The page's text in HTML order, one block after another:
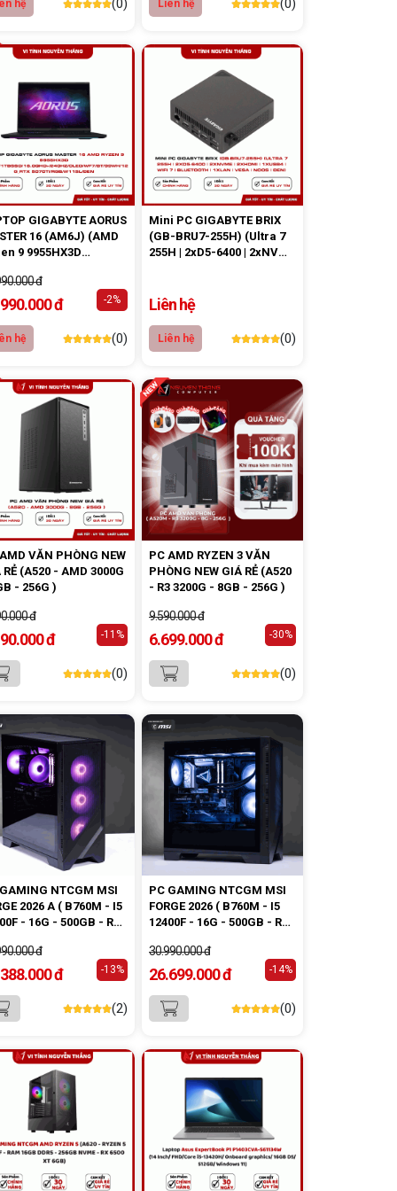
hệ (0) Liên hệ (0)
GIGABYTE AORUS
16 (AM6J) (AMD
9 9955HX3D
RGB/W11SL/ĐEN)
đ
đ -2%
hệ (0)
Mini PC GIGABYTE BRIX
(GB-BRU7-255H) (Ultra 7
255H | 2xD5-6400 | 2xNVMe
NoOS | Đen)
Liên hệ
Liên hệ (0)
VĂN PHÒNG NEW
RẺ (A520 - AMD 3000G
- 256G )
đ
đ -11%
(0)
PC AMD RYZEN 3 VĂN
PHÒNG NEW GIÁ RẺ (A520
- R3 3200G - 8GB - 256G )
9.590.000 đ
6.699.000 đ -30%
(0)
NTCGM MSI
2026 A ( B760M - I5
- 16G - 500GB - RTX
đ
đ -13%
(2)
PC GAMING NTCGM MSI
FORGE 2026 ( B760M - I5
12400F - 16G - 500GB - RTX
30.990.000 đ
26.699.000 đ -14%
(0)